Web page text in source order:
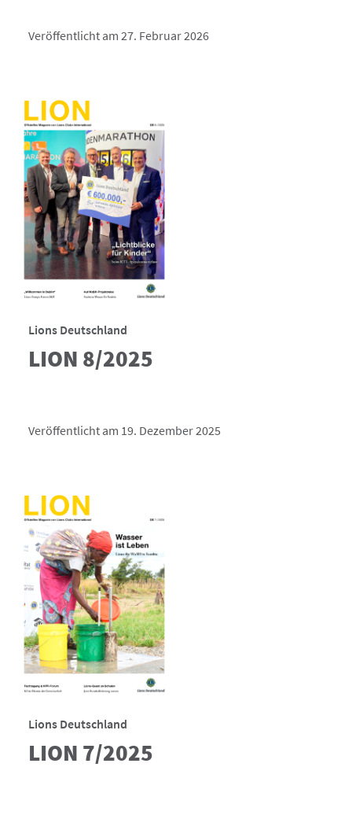
Veröffentlicht am 27. Februar 2026
Lions Deutschland
LION 8/2025
Veröffentlicht am 19. Dezember 2025
Lions Deutschland
LION 7/2025